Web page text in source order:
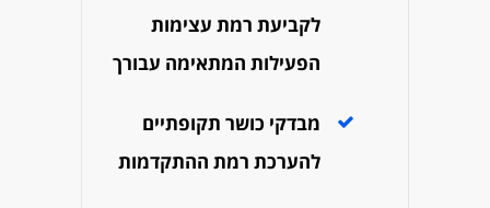
לקביעת רמת עצימות
הפעילות המתאימה עבורך
מבדקי כושר תקופתיים
להערכת רמת ההתקדמות